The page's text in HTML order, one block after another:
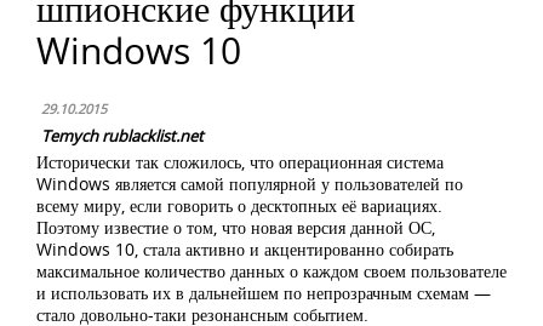
Windows 10
29.10.2015
Temych rublacklist.net
Исторически так сложилось, что операционная система
Windows является самой популярной у пользователей по
всему миру, если говорить о десктопных её вариациях.
Поэтому известие о том, что новая версия данной ОС,
Windows 10, стала активно и акцентированно собирать
максимальное количество данных о каждом своем пользователе
и использовать их в дальнейшем по непрозрачным схемам —
стало довольно-таки резонансным событием.